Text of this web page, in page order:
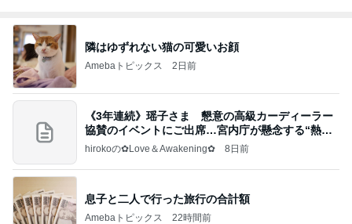
隣はゆずれない猫の可愛いお顔
Amebaトピックス 2日前
《3年連続》瑶子さま 懇意の高級カーディーラー
協賛のイベントにご出席…宮内庁が懸念する“熱心
すぎ
hirokoの✿Love＆Awakening✿ 8日前
息子と二人で行った旅行の合計額
Amebaトピックス 22時間前